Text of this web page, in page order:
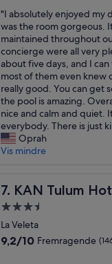
e
a
s
a
r
g
a
s
s
u
m
i
b
g
p
r
t
e
m
n
i
n
g
e
n
e
v
e
y
i
g
m
e
d
h
y
g
g
e
l
i
g
e
t
e
r
o
af
10,
Enestående,
(248
anmeldelser)
"
I
a
b
s
o
l
u
t
e
l
y
j
y
e
d
m
"I absolutely enjoyed my
was the room gorgeous.
maintained throughout
concierge were all very
about five days, and I
most of them even knew
really good. You can get
the pool is amazing.
nice and calm and quiet.
everybody. There is just
Oprah
Vis mindre
7. KAN Tulum
KAN Tulum Hotel
3.5-
stjernet
overnatningssted
La Veleta
9.2
9,2/10 Fremragende